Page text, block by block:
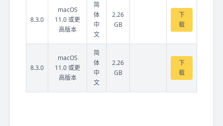
8.3.0
macOS
11.0 或更
高版本
简
体
中
文
2.26
GB
下
载
8.3.0
macOS
11.0 或更
高版本
简
体
中
文
2.26
GB
下
载